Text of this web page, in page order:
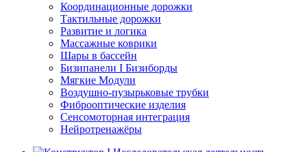
Координационные дорожки
Тактильные дорожки
Развитие и логика
Массажные коврики
Шары в бассейн
Бизипанели I Бизиборды
Мягкие Модули
Воздушно-пузырьковые трубки
Фиброоптические изделия
Сенсомоторная интеграция
Нейротренажёры